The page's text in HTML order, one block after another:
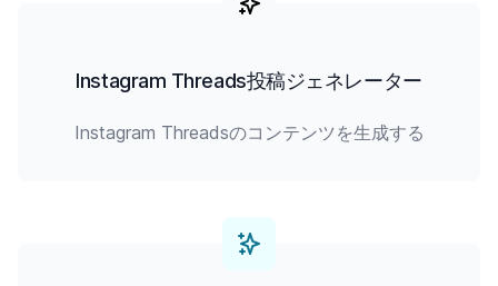
Instagram Threads投稿ジェネレーター
Instagram Threadsのコンテンツを生成する